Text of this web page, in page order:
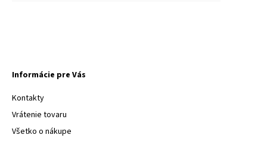
Informácie pre Vás
Kontakty
Vrátenie tovaru
Všetko o nákupe